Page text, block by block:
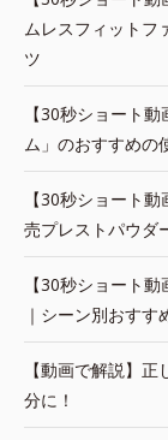
ムレスフィットフ
ツ
【30秒ショート
ム」のおすすめの
【30秒ショート
売プレストパウダ
【30秒ショート
｜シーン別おすす
【動画で解説】
分に！